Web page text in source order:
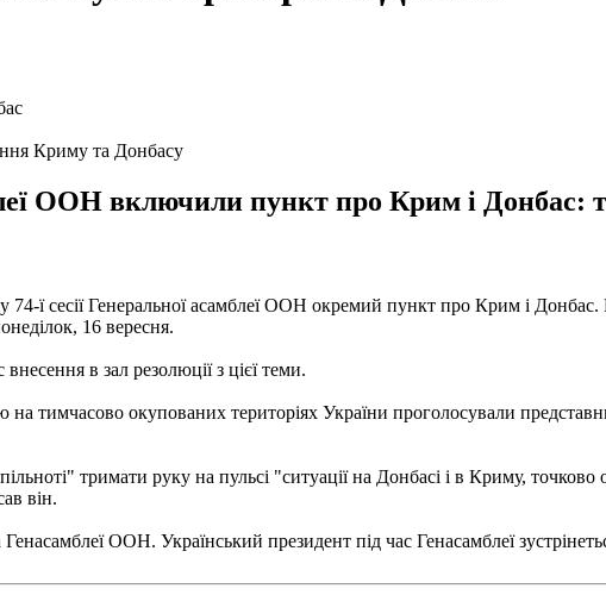
Криму та Донбасу
ООН включили пункт про Крим і Донбас:
ї сесії Генеральної асамблеї ООН окремий пункт про Крим і
16 вересня.
в зал резолюції з цієї теми.
тимчасово окупованих територіях України проголосували
тримати руку на пульсі "ситуації на Донбасі і в Криму,
він.
Генасамблеї ООН. Український президент під час Генасамблеї